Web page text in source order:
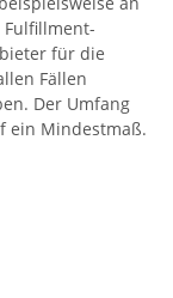
für die
Fällen
Der Umfang
ein Mindestmaß.